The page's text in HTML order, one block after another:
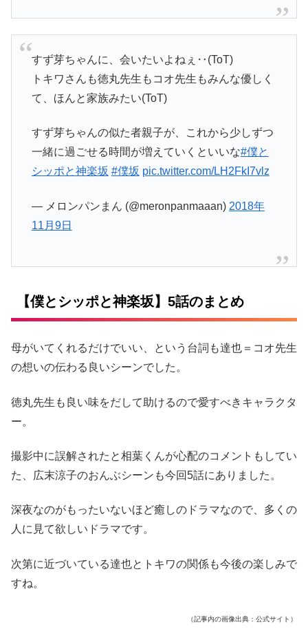
すず芽ちゃんに、会いたいよねぇ‥(ToT)
トキワさんも徳丸先生もコオ先生もみんな優しく
て、ほんと家族みたい(ToT)
すず芽ちゃんの似た者親子が、これから少しずつ
一緒に過ごせる時間が増えていくといいな#僕と
シッポと神楽坂 #僕坂 pic.twitter.com/LH2FkI7vlz
— メロンパンまん (@meronpanmaaan) 2018年
11月9日
【僕とシッポと神楽坂】5話のまとめ
母がいてくれるだけでいい、という台詞も達也＝コオ先生
の想いの伝わる良いシーンでした。
徳丸先生も良い味をだして助けるので愛すべきキャラクタ
ー。
撮影中に誤解されたと相葉くんが心配のコメントもしてい
た、広末涼子のおんぶシーンも今回5話にありました。
深夜なのがもったいないほど癒しのドラマなので、多くの
人に見て欲しいドラマです。
次第に近づいている達也とトキワの関係も今後の楽しみで
すね。
（記事内の画像出典：公式サイト）